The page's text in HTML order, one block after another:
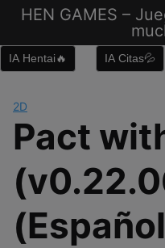
Saltar
contenido
HEN GAMES –
IA Hentai🔥 IA Citas💦
2D
Pact